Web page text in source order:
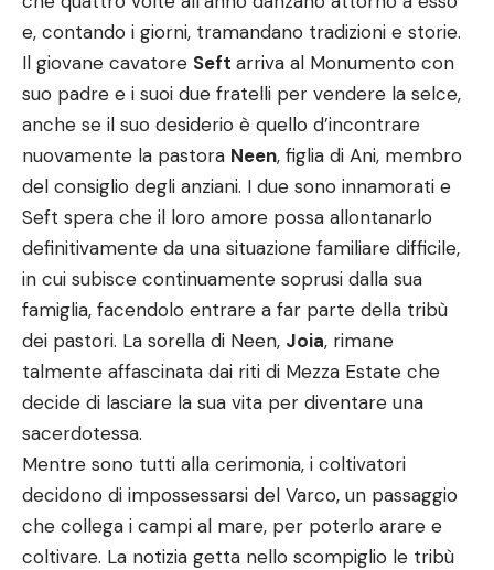
e, contando i giorni, tramandano tradizioni e storie.
Il giovane cavatore Seft arriva al Monumento con
suo padre e i suoi due fratelli per vendere la selce,
anche se il suo desiderio è quello d’incontrare
nuovamente la pastora Neen, figlia di Ani, membro
del consiglio degli anziani. I due sono innamorati e
Seft spera che il loro amore possa allontanarlo
definitivamente da una situazione familiare difficile,
in cui subisce continuamente soprusi dalla sua
famiglia, facendolo entrare a far parte della tribù
dei pastori. La sorella di Neen, Joia, rimane
talmente affascinata dai riti di Mezza Estate che
decide di lasciare la sua vita per diventare una
sacerdotessa.
Mentre sono tutti alla cerimonia, i coltivatori
decidono di impossessarsi del Varco, un passaggio
che collega i campi al mare, per poterlo arare e
coltivare. La notizia getta nello scompiglio le tribù